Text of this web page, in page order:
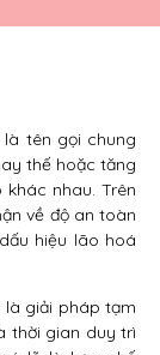
tên gọi chung
thế hoặc tăng
nhau. Trên
về độ an toàn
hiệu lão hoá
là giải pháp tạm
thời gian duy trì